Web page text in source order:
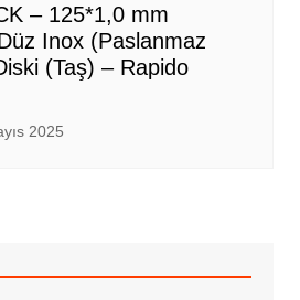
– 125*1,0 mm
Inox (Paslanmaz
(Taş) – Rapido
2025